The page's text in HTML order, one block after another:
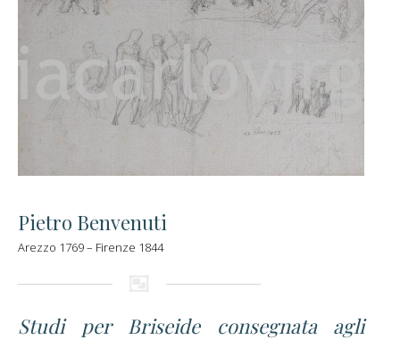
Pietro Benvenuti
Arezzo 1769 – Firenze 1844
Studi per Briseide consegnata agli